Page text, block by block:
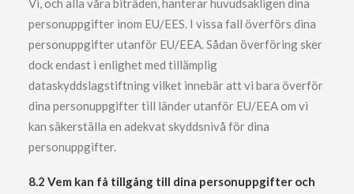
Vi, och alla våra biträden, hanterar huvudsakligen dina
personuppgifter inom EU/EES. I vissa fall överförs dina
personuppgifter utanför EU/EEA. Sådan överföring sker
dock endast i enlighet med tillämplig
dataskyddslagstiftning vilket innebär att vi bara överför
dina personuppgifter till länder utanför EU/EEA om vi
kan säkerställa en adekvat skyddsnivå för dina
personuppgifter.
8.2 Vem kan få tillgång till dina personuppgifter och